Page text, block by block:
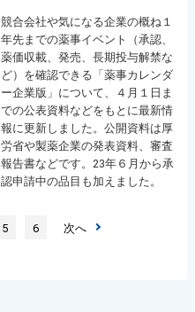
競合会社や気になる企業の概ね１
年先までの薬事イベント（承認、
薬価収載、発売、長期投与解禁な
ど）を確認できる「薬事カレンダ
ー企業版」について、４月１日ま
での公表資料などをもとに最新情
報に更新しました。公開資料は厚
労省や製薬企業の発表資料、審査
報告書などです。23年６月から承
認申請中の品目も加えました。
5 6 次へ